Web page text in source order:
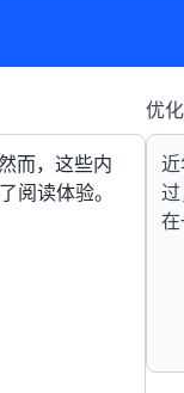
优
在